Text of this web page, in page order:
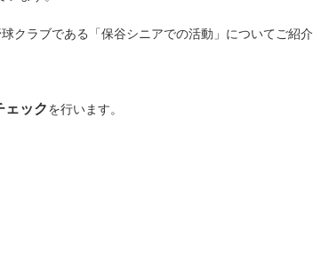
クラブである「保谷シニアでの活動」についてご紹介
ックを行います。